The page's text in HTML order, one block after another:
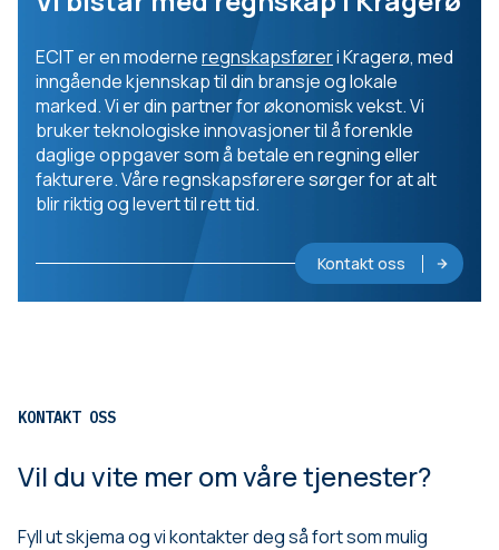
ECIT er en moderneregnskapsføreri Kragerø, med
inngående kjennskap til din bransje og lokale
marked. Vi er din partner for økonomisk vekst. Vi
bruker teknologiske innovasjoner til å forenkle
daglige oppgaver som å betale en regning eller
fakturere. Våre regnskapsførere sørger for at alt
blir riktig og levert til rett tid.
Kontakt oss
KONTAKT OSS
Vil du vite mer om våre tjenester?
Fyll ut skjema og vi kontakter deg så fort som mulig